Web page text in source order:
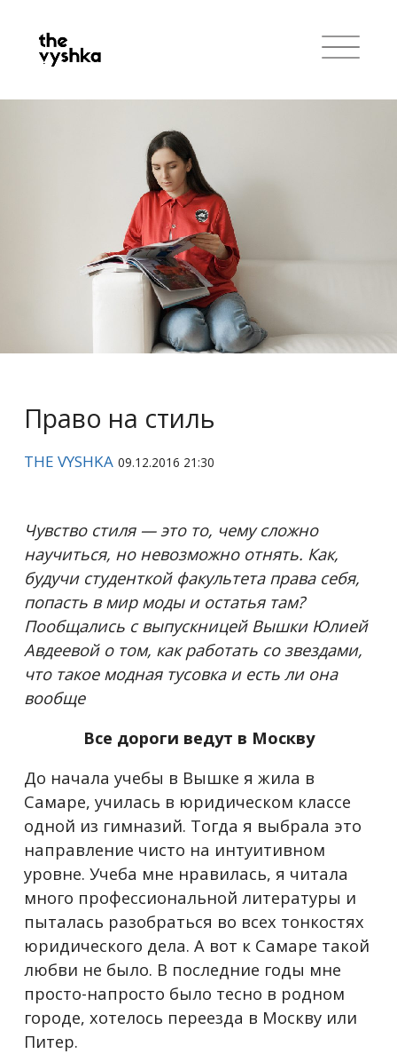
Право на стиль
THE VYSHKA 09.12.2016 21:30
Чувство стиля — это то, чему сложно
научиться, но невозможно отнять. Как,
будучи студенткой факультета права себя,
попасть в мир моды и остатья там?
Пообщались с выпускницей Вышки Юлией
Авдеевой о том, как работать со звездами,
что такое модная тусовка и есть ли она
вообще
Все дороги ведут в Москву
До начала учебы в Вышке я жила в
Самаре, училась в юридическом классе
одной из гимназий. Тогда я выбрала это
направление чисто на интуитивном
уровне. Учеба мне нравилась, я читала
много профессиональной литературы и
пыталась разобраться во всех тонкостях
юридического дела. А вот к Самаре такой
любви не было. В последние годы мне
просто-напросто было тесно в родном
городе, хотелось переезда в Москву или
Питер.